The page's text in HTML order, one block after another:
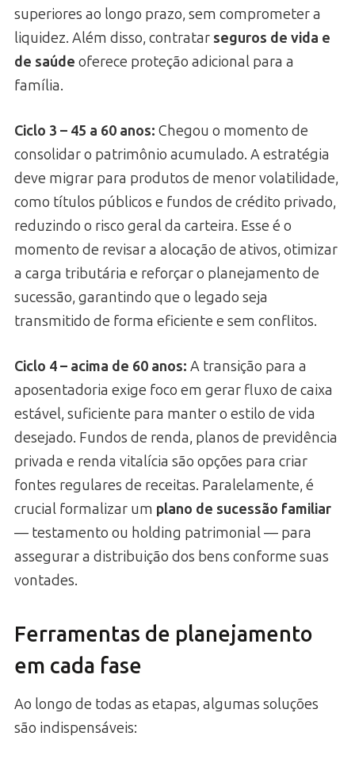
superiores ao longo prazo, sem comprometer a
liquidez. Além disso, contratar seguros de vida e
de saúde oferece proteção adicional para a
família.
Ciclo 3 – 45 a 60 anos: Chegou o momento de
consolidar o patrimônio acumulado. A estratégia
deve migrar para produtos de menor volatilidade,
como títulos públicos e fundos de crédito privado,
reduzindo o risco geral da carteira. Esse é o
momento de revisar a alocação de ativos, otimizar
a carga tributária e reforçar o planejamento de
sucessão, garantindo que o legado seja
transmitido de forma eficiente e sem conflitos.
Ciclo 4 – acima de 60 anos: A transição para a
aposentadoria exige foco em gerar fluxo de caixa
estável, suficiente para manter o estilo de vida
desejado. Fundos de renda, planos de previdência
privada e renda vitalícia são opções para criar
fontes regulares de receitas. Paralelamente, é
crucial formalizar um plano de sucessão familiar
— testamento ou holding patrimonial — para
assegurar a distribuição dos bens conforme suas
vontades.
Ferramentas de planejamento
em cada fase
Ao longo de todas as etapas, algumas soluções
são indispensáveis: